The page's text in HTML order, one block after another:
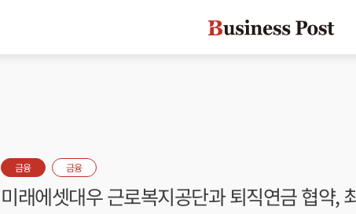
금융 금융
미래에셋대우 근로복지공단과 퇴직연금 협약,